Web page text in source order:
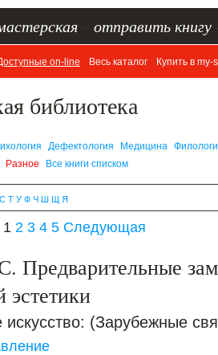
отправить книгу
on-line Весь каталог Купить в my-
библиотека
Дефектология Медицина
Разное Все книги списком
С Т У Ф Ч Ш Щ Я
1 2 3 4 5 Следующая
Предварительные
эстетики
искусство: (Зарубежные